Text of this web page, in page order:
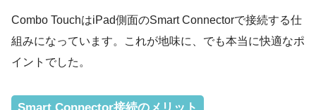
Combo TouchはiPad側面のSmart Connectorで接続する仕
組みになっています。これが地味に、でも本当に快適なポ
イントでした。